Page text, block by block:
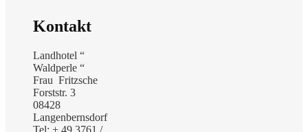
Kontakt
Landhotel “
Waldperle “
Frau Fritzsche
Forststr. 3
08428
Langenbernsdorf